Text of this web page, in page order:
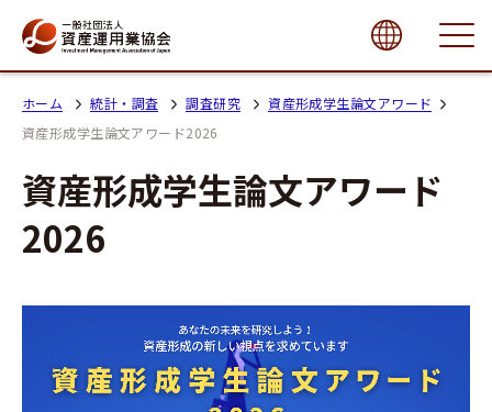
close
ホーム 統計・調査 調査研究
資産形成学生論文アワード
資産形成学生論文アワード2026
資産形成学生論文アワード
2026